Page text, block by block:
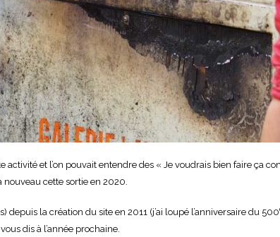
et l’on pouvait entendre des « Je voudrais bien faire ça
cette sortie en 2020.
la création du site en 2011 (j’ai loupé l’anniversaire du 500
dis à l’année prochaine.